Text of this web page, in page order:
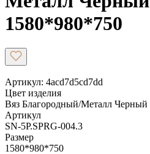
1580*980*750
Артикул: 4acd7d5cd7dd
Цвет изделия
Вяз Благородный/Металл Черный
Артикул
SN-5P.SPRG-004.3
Размер
1580*980*750